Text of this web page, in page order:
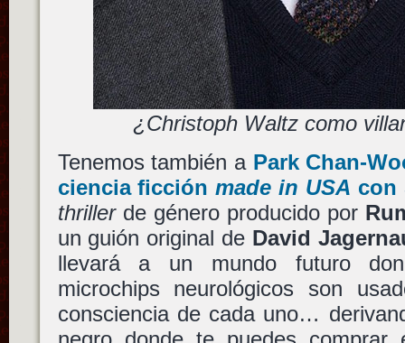
¿Christoph Waltz como
Tenemos también a Park Chan-
ciencia ficciónmade in USA con
thrillerde género producido por
un guión original de David
llevará a un mundo futuro
microchips neurológicos son
consciencia de cada uno…